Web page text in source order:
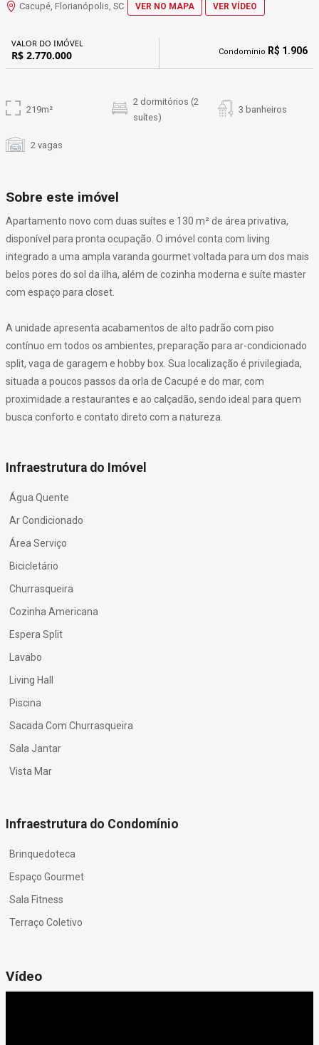
Cacupé, Florianópolis, SC VER NO MAPA VER VÍDEO
VALOR DO IMÓVEL
R$ 2.770.000 Condomínio R$ 1.906
219m²
2 dormitórios (2
suítes)
3 banheiros
2 vagas
Sobre este imóvel
Apartamento novo com duas suítes e 130 m² de área privativa,
disponível para pronta ocupação. O imóvel conta com living
integrado a uma ampla varanda gourmet voltada para um dos mais
belos pores do sol da ilha, além de cozinha moderna e suíte master
com espaço para closet.
A unidade apresenta acabamentos de alto padrão com piso
contínuo em todos os ambientes, preparação para ar-condicionado
split, vaga de garagem e hobby box. Sua localização é privilegiada,
situada a poucos passos da orla de Cacupé e do mar, com
proximidade a restaurantes e ao calçadão, sendo ideal para quem
busca conforto e contato direto com a natureza.
Infraestrutura do Imóvel
Água Quente
Ar Condicionado
Área Serviço
Bicicletário
Churrasqueira
Cozinha Americana
Espera Split
Lavabo
Living Hall
Piscina
Sacada Com Churrasqueira
Sala Jantar
Vista Mar
Infraestrutura do Condomínio
Brinquedoteca
Espaço Gourmet
Sala Fitness
Terraço Coletivo
Vídeo